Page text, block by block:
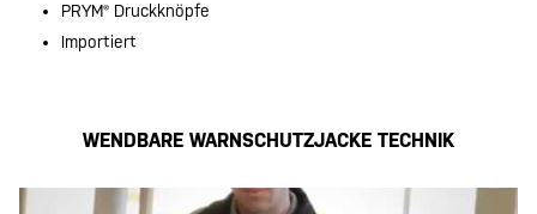
PRYM® Druckknöpfe
Importiert
WENDBARE WARNSCHUTZJACKE TECHNIK